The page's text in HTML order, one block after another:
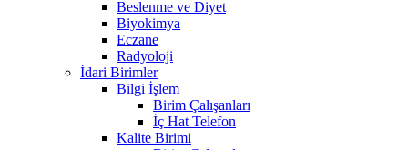
Beslenme ve Diyet
Biyokimya
Eczane
Radyoloji
İdari Birimler
Bilgi İşlem
Birim Çalışanları
İç Hat Telefon
Kalite Birimi